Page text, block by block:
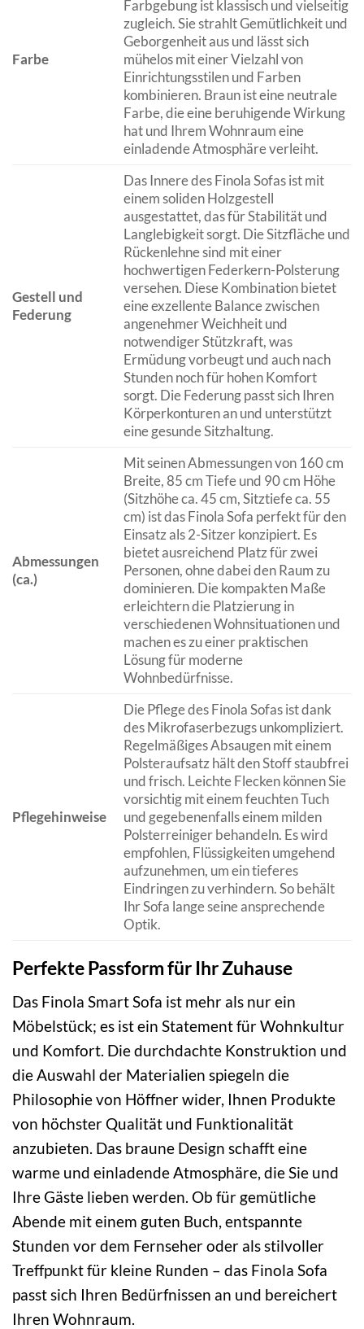
Farbe
Farbgebung ist klassisch und vielseitig
zugleich. Sie strahlt Gemütlichkeit und
Geborgenheit aus und lässt sich
mühelos mit einer Vielzahl von
Einrichtungsstilen und Farben
kombinieren. Braun ist eine neutrale
Farbe, die eine beruhigende Wirkung
hat und Ihrem Wohnraum eine
einladende Atmosphäre verleiht.
Gestell und
Federung
Das Innere des Finola Sofas ist mit
einem soliden Holzgestell
ausgestattet, das für Stabilität und
Langlebigkeit sorgt. Die Sitzfläche und
Rückenlehne sind mit einer
hochwertigen Federkern-Polsterung
versehen. Diese Kombination bietet
eine exzellente Balance zwischen
angenehmer Weichheit und
notwendiger Stützkraft, was
Ermüdung vorbeugt und auch nach
Stunden noch für hohen Komfort
sorgt. Die Federung passt sich Ihren
Körperkonturen an und unterstützt
eine gesunde Sitzhaltung.
Abmessungen
(ca.)
Mit seinen Abmessungen von 160 cm
Breite, 85 cm Tiefe und 90 cm Höhe
(Sitzhöhe ca. 45 cm, Sitztiefe ca. 55
cm) ist das Finola Sofa perfekt für den
Einsatz als 2-Sitzer konzipiert. Es
bietet ausreichend Platz für zwei
Personen, ohne dabei den Raum zu
dominieren. Die kompakten Maße
erleichtern die Platzierung in
verschiedenen Wohnsituationen und
machen es zu einer praktischen
Lösung für moderne
Wohnbedürfnisse.
Pflegehinweise
Die Pflege des Finola Sofas ist dank
des Mikrofaserbezugs unkompliziert.
Regelmäßiges Absaugen mit einem
Polsteraufsatz hält den Stoff staubfrei
und frisch. Leichte Flecken können Sie
vorsichtig mit einem feuchten Tuch
und gegebenenfalls einem milden
Polsterreiniger behandeln. Es wird
empfohlen, Flüssigkeiten umgehend
aufzunehmen, um ein tieferes
Eindringen zu verhindern. So behält
Ihr Sofa lange seine ansprechende
Optik.
Perfekte Passform für Ihr Zuhause
Das Finola Smart Sofa ist mehr als nur ein
Möbelstück; es ist ein Statement für Wohnkultur
und Komfort. Die durchdachte Konstruktion und
die Auswahl der Materialien spiegeln die
Philosophie von Höffner wider, Ihnen Produkte
von höchster Qualität und Funktionalität
anzubieten. Das braune Design schafft eine
warme und einladende Atmosphäre, die Sie und
Ihre Gäste lieben werden. Ob für gemütliche
Abende mit einem guten Buch, entspannte
Stunden vor dem Fernseher oder als stilvoller
Treffpunkt für kleine Runden – das Finola Sofa
passt sich Ihren Bedürfnissen an und bereichert
Ihren Wohnraum.